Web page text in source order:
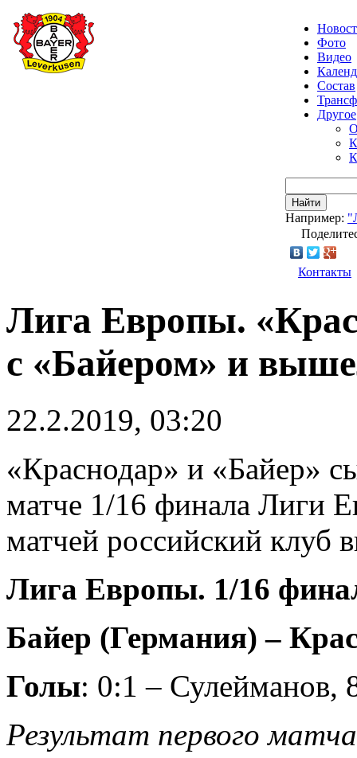
Фото
Видео
Состав
Другое
Найти
Например:
Контакты
Лига Европы.
с «Байером» и
22.2.2019, 03:20
«Краснодар» и «Байер»
матче 1/16 финала Лиги
матчей российский клуб
Лига Европы. 1/16
Байер (Германия) –
Голы: 0:1 – Сулейманов,
Результат первого